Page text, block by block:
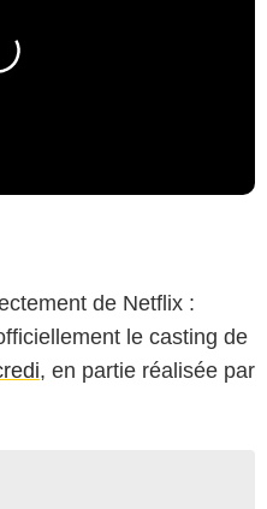
de Netflix :
le casting de
, en partie réalisée par